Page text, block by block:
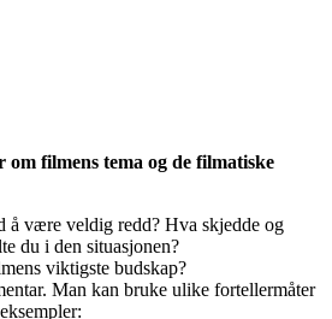
om filmens tema og de filmatiske
å være veldig redd? Hva skjedde og
du i den situasjonen?
viktigste budskap?
Man kan bruke ulike fortellermåter